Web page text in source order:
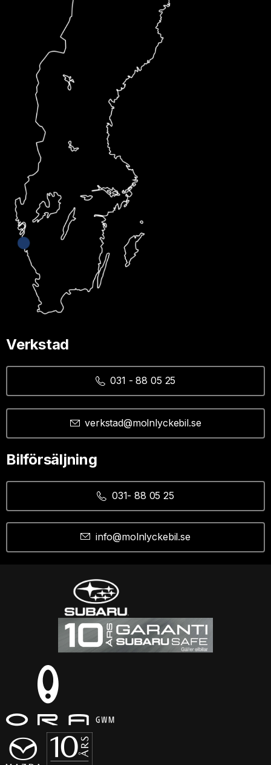
Verkstad
031 - 88 05 25
verkstad@molnlyckebil.se
Bilförsäljning
031- 88 05 25
info@molnlyckebil.se